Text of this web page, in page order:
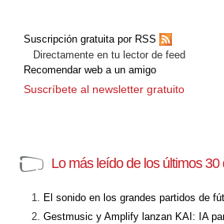
Suscripción gratuita por RSS
Directamente en tu lector de feed
Recomendar web a un amigo
Suscríbete al newsletter gratuito
Lo más leído de los últimos 30
El sonido en los grandes partidos de
Gestmusic y Amplify lanzan KAI: IA